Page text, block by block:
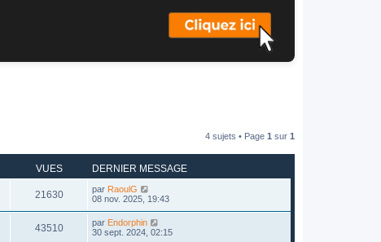
4 sujets • Page 1 sur 1
VUES DERNIER MESSAGE
21630 par RaoulG
08 nov. 2025, 19:43
43510 par Endorphin
30 sept. 2024, 02:15